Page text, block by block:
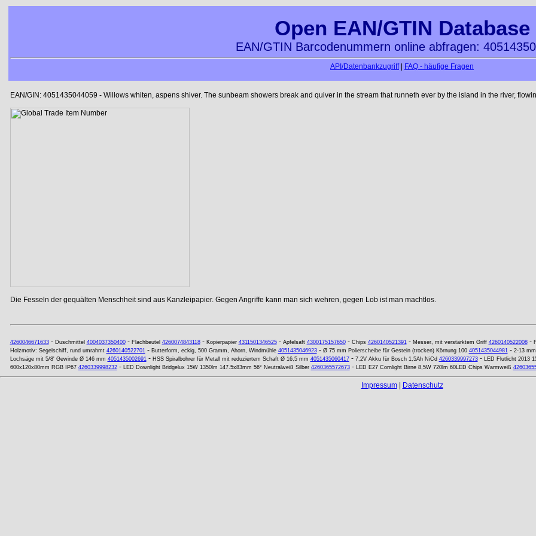
Open EAN/GTIN Database
EAN/GTIN Barcodenummern online abfragen:
API/Datenbankzugriff| FAQ - häufige Fragen
EAN/GIN: 4051435044059 - Willows whiten, aspens shiver. The sunbeam showers break and quiver in the stream that runneth ever by the island in the river,
Die Fesseln der gequälten Menschheit sind aus Kanzleipapier. Gegen Angriffe kann man sich wehren, gegen Lob ist man machtlos.
4260046671633- Duschmittel 4004037350400- Flachbeutel 4260074843118- Kopierpapier 4311501346525- Apfelsaft 4300175157650- Chips 4260140521391- Messer, mit verstärktem Griff 4260140522008-
Holzmotiv: Segelschiff, rund umrahmt 4260140522701- Butterform, eckig, 500 Gramm, Ahorn, Windmühle 4051435046923- Ø 75 mm Polierscheibe für Gestein (trocken) Körnung 100 4051435044981- 2-13
Lochsäge mit 5/8' Gewinde Ø 146 mm 4051435002691- HSS Spiralbohrer für Metall mit reduziertem Schaft Ø 16,5 mm 4051435060417- 7,2V Akku für Bosch 1,5Ah NiCd 4260339997273- LED Flutlicht 2013
600x120x80mm RGB IP67 4260339998232- LED Downlight Bridgelux 15W 1350lm 147.5x83mm 56° Neutralweiß Silber 4260365572673- LED E27 Cornlight Birne 8,5W 720lm 60LED Chips Warmweiß
Impressum| Datenschutz